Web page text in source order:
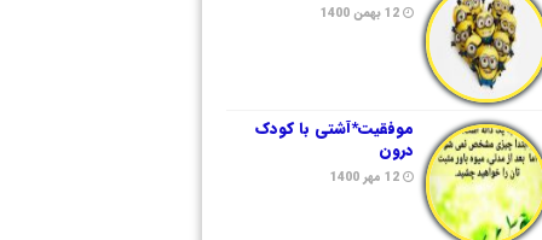
12 بهمن 1400
موفقیت*آشتی با کودک
درون
12 مهر 1400